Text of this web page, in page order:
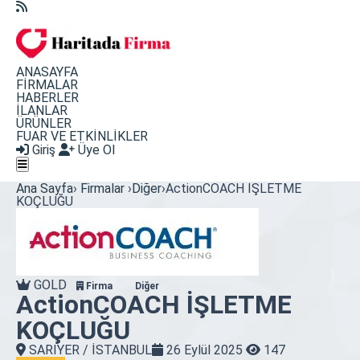
ANASAYFA
FİRMALAR
HABERLER
İLANLAR
ÜRÜNLER
FUAR VE ETKİNLİKLER
Giriş
Üye Ol
Ana Sayfa› Firmalar ›Diğer›ActionCOACH İŞLETME
KOÇLUĞU
GOLD Firma Diğer
ActionCOACH İŞLETME
KOÇLUĞU
SARIYER / İSTANBUL 26 Eylül 2025 147